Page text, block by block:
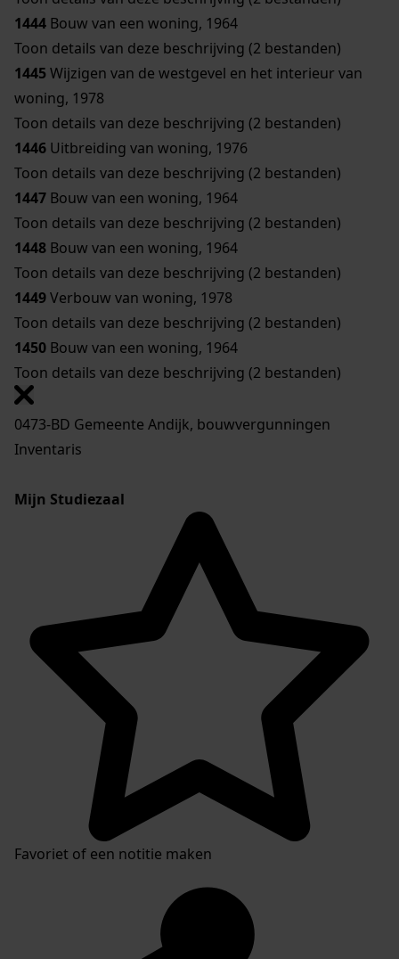
1444 Bouw van een woning, 1964
Toon details van deze beschrijving (2 bestanden)
1445Wijzigen van de westgevel en het interieur van
woning, 1978
Toon details van deze beschrijving (2 bestanden)
1446 Uitbreiding van woning, 1976
Toon details van deze beschrijving (2 bestanden)
1447 Bouw van een woning, 1964
Toon details van deze beschrijving (2 bestanden)
1448 Bouw van een woning, 1964
Toon details van deze beschrijving (2 bestanden)
1449Verbouw van woning, 1978
Toon details van deze beschrijving (2 bestanden)
1450 Bouw van een woning, 1964
Toon details van deze beschrijving (2 bestanden)
0473-BD Gemeente Andijk, bouwvergunningen
Inventaris
Mijn Studiezaal
Favoriet of een notitie maken